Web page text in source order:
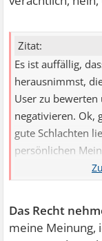
Zitat:
Es ist auffällig,
herausnimmst,
User zu
negativieren. Ok,
gute Schlachten
persönlichen
wenn sie einem
Das Recht
meine Meinung,